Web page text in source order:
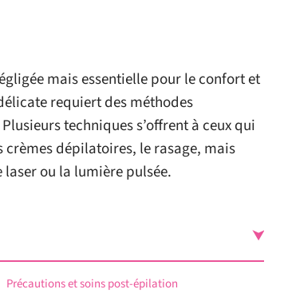
mais essentielle pour le confort et
requiert des méthodes
techniques s’offrent à ceux qui
dépilatoires, le rasage, mais
ou la lumière pulsée.
Précautions et soins post-épilation